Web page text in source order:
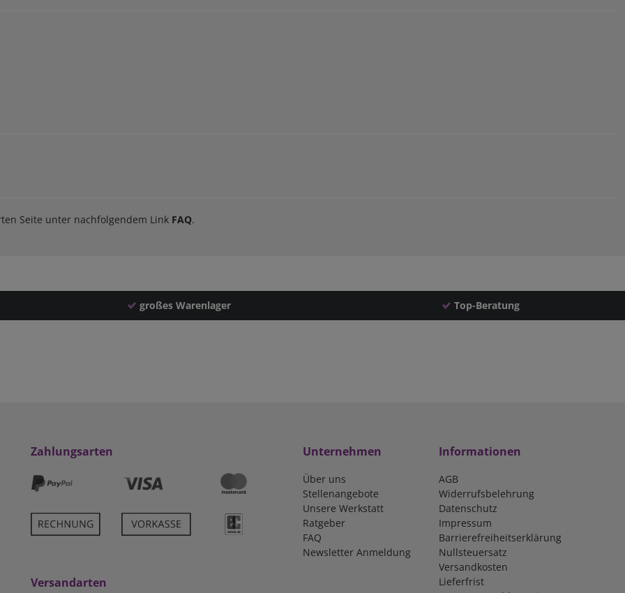
Seite unter nachfolgendem Link FAQ.
großes Warenlager Top-Beratung
Zahlungsarten
Versandarten
Unternehmen
Über uns
Stellenangebote
Unsere Werkstatt
Ratgeber
FAQ
Newsletter Anmeldung
Informationen
AGB
Widerrufsbelehrung
Datenschutz
Impressum
Barrierefreiheitserklärung
Nullsteuersatz
Versandkosten
Lieferfrist